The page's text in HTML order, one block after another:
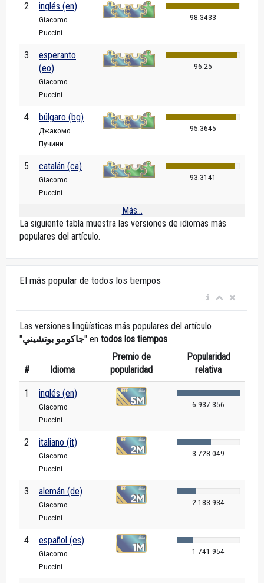
2 inglés (en)
Giacomo
Puccini
98.3433
3
esperanto
(eo)
Giacomo
Puccini
96.25
4 búlgaro (bg)
Джакомо
Пучини
95.3645
5 catalán (ca)
Giacomo
Puccini
93.3141
Más...
La siguiente tabla muestra las versiones de idiomas más
populares del artículo.
El más popular de todos los tiempos
Las versiones lingüísticas más populares del artículo
"جاكومو بوتشيني" en todos los tiempos
# Idioma
Premio de
popularidad
Popularidad
relativa
1 inglés (en)
Giacomo
Puccini
6 937 356
2 italiano (it)
Giacomo
Puccini
3 728 049
3 alemán (de)
Giacomo
Puccini
2 183 934
4 español (es)
Giacomo
Puccini
1 741 954